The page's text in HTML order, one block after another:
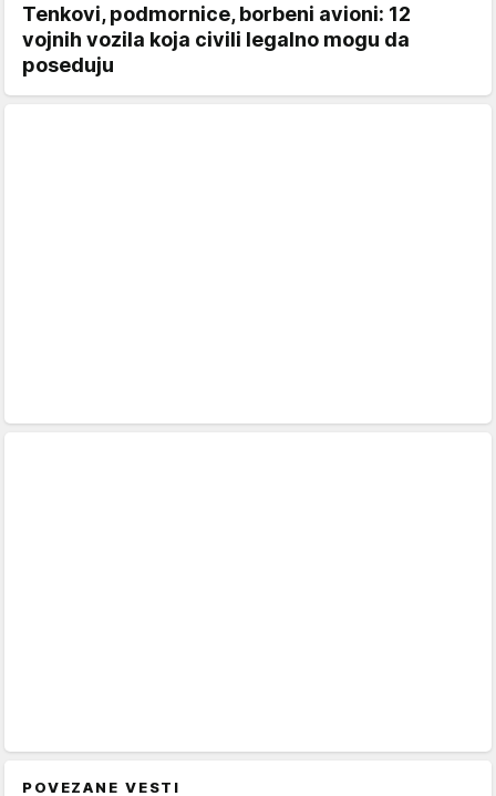
Tenkovi, podmornice, borbeni avioni: 12
vojnih vozila koja civili legalno mogu da
poseduju
POVEZANE VESTI